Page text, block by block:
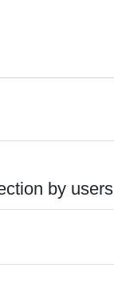
by users